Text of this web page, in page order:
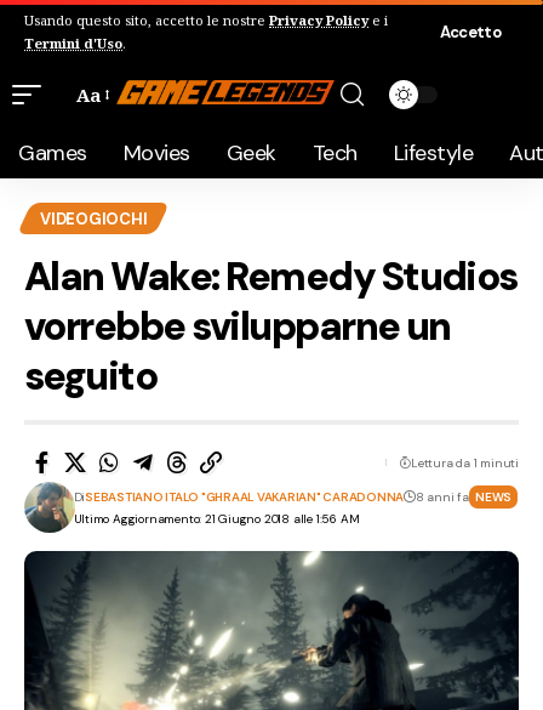
Usando questo sito, accetto le nostre Privacy Policye i
Termini d'Uso.
Accetto
Aa
Games Movies Geek Tech Lifestyle
VIDEOGIOCHI
Alan Wake: Remedy Studios
vorrebbe svilupparne un
seguito
Ultimo Aggiornamento: 21 Giugno 2018 alle 1:56 AM
DiSEBASTIANO ITALO "GHRAAL VAKARIAN" CARADONNA 8 anni fa NEWS
Lettura da 1 minuti